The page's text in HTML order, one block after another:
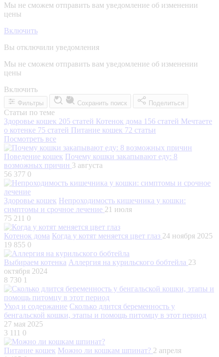
Мы не сможем отправить вам уведомление об изменении
цены
Включить
Вы отключили уведомления
Мы не сможем отправить вам уведомление об изменении
цены
Включить
Фильтры Сохранить поиск Поделиться
Статьи по теме
Здоровье кошек 205 статей Котенок дома 156 статей Мечтаете
о котенке 75 статей Питание кошек 72 статьи
Посмотреть все
Поведение кошек Почему кошки закапывают еду: 8
возможных причин 3 августа
56 377 0
Здоровье кошек Непроходимость кишечника у кошки:
симптомы и срочное лечение 21 июля
75 211 0
Котенок дома Когда у котят меняется цвет глаз 24 ноября 2025
19 855 0
Выбираем котенка Аллергия на курильского бобтейла 23
октября 2024
8 730 1
Уход и содержание Сколько длится беременность у
бенгальской кошки, этапы и помощь питомцу в этот период
27 мая 2025
3 111 0
Питание кошек Можно ли кошкам шпинат? 2 апреля